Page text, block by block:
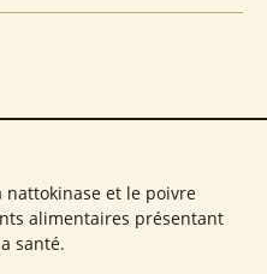
nattokinase et le poivre
alimentaires présentant
santé.